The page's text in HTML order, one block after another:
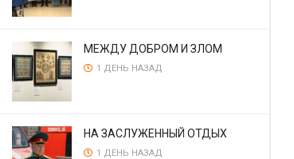
МЕЖДУ ДОБРОМ И ЗЛОМ
1 ДЕНЬ НАЗАД
НА ЗАСЛУЖЕННЫЙ ОТДЫХ
1 ДЕНЬ НАЗАД